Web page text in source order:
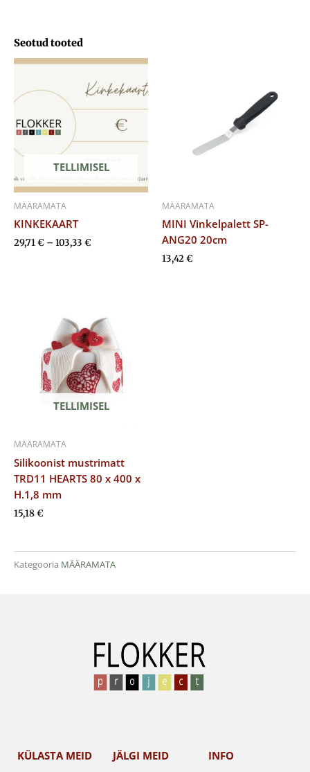
Kategooria MÄÄRAMATA
Seotud tooted
TELLIMISEL
MÄÄRAMATA
KINKEKAART
29,71€ –103,33 €
Hinnavahemik:
kuni
103,33 €
MÄÄRAMATA
MINI Vinkelpalett SP-
ANG20 20cm
13,42€
TELLIMISEL
MÄÄRAMATA
Silikoonist mustrimatt
TRD11 HEARTS 80 x 400 x
H.1,8 mm
15,18€
KÜLASTA MEID JÄLGI MEID INFO